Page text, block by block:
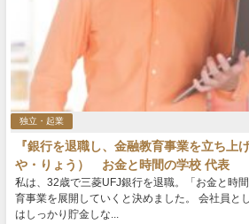
独立・起業
『銀行を退職し、金融教育事業を立ち上
や・りょう） お金と時間の学校 代表
私は、32歳で三菱UFJ銀行を退職。「お金と時
育事業を展開していくと決めました。 会社員と
はしっかり貯金しな...